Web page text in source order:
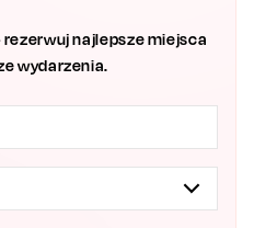
rezerwuj najlepsze miejsca
wydarzenia.